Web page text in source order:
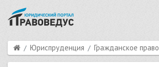
Юриспруденция Гражданское право